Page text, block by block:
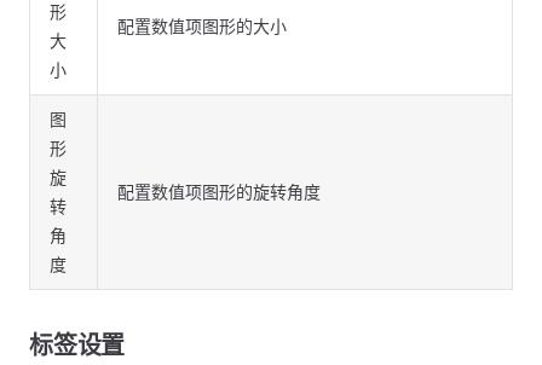
形
大
小
配置数值项图形的大小
图
形
旋
转
角
度
配置数值项图形的旋转角度
标签设置